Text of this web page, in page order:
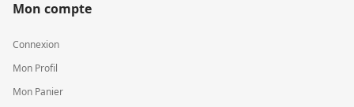
Mon compte
Connexion
Mon Profil
Mon Panier